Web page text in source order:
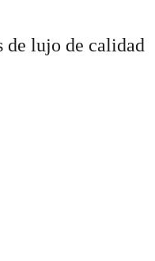
de lujo de calidad